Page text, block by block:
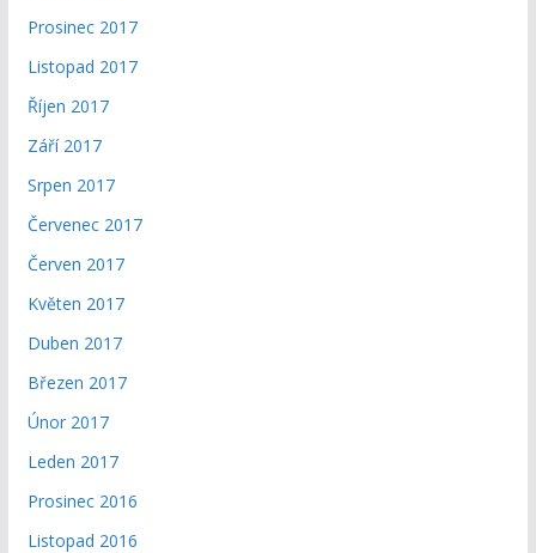
Prosinec 2017
Listopad 2017
Říjen 2017
Září 2017
Srpen 2017
Červenec 2017
Červen 2017
Květen 2017
Duben 2017
Březen 2017
Únor 2017
Leden 2017
Prosinec 2016
Listopad 2016